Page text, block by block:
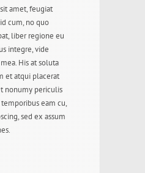
amet, feugiat
cum, no quo
liber regione eu
integre, vide
His at soluta
et atqui placerat
nonumy periculis
eam cu,
sed ex assum